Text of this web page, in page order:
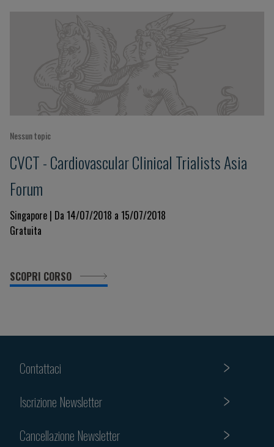
Nessun topic
CVCT - Cardiovascular Clinical Trialists Asia
Forum
Singapore | Da 14/07/2018 a 15/07/2018
Gratuita
SCOPRI CORSO
Contattaci
Iscrizione Newsletter
Cancellazione Newsletter